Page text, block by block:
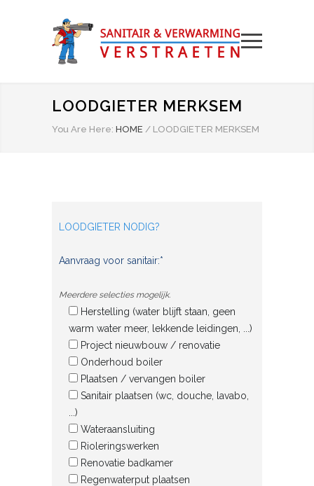
LOODGIETER MERKSEM
You Are Here: HOME / LOODGIETER MERKSEM
LOODGIETER NODIG?
Aanvraag voor sanitair:*
Meerdere selecties mogelijk.
Herstelling (water blijft staan, geen
warm water meer, lekkende leidingen, ...)
Project nieuwbouw / renovatie
Onderhoud boiler
Plaatsen / vervangen boiler
Sanitair plaatsen (wc, douche, lavabo,
...)
Wateraansluiting
Rioleringswerken
Renovatie badkamer
Regenwaterput plaatsen